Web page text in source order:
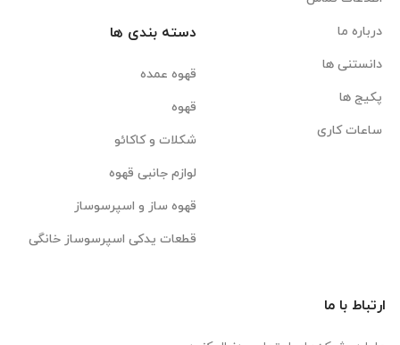
درباره ما
دانستنی ها
پکیج ها
ساعات کاری
دسته بندی ها
قهوه عمده
قهوه
شکلات و کاکائو
لوازم جانبی قهوه
قهوه ساز و اسپرسوساز
قطعات یدکی اسپرسوساز خانگی
ارتباط با ما